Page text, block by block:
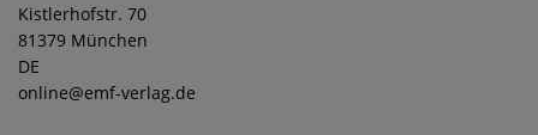
Kistlerhofstr. 70
81379 München
DE
online@emf-verlag.de